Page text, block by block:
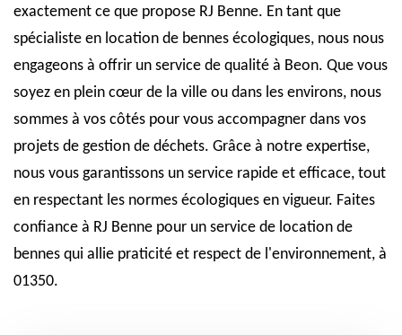
exactement ce que propose RJ Benne. En tant que
spécialiste en location de bennes écologiques, nous nous
engageons à offrir un service de qualité à Beon. Que vous
soyez en plein cœur de la ville ou dans les environs, nous
sommes à vos côtés pour vous accompagner dans vos
projets de gestion de déchets. Grâce à notre expertise,
nous vous garantissons un service rapide et efficace, tout
en respectant les normes écologiques en vigueur. Faites
confiance à RJ Benne pour un service de location de
bennes qui allie praticité et respect de l'environnement, à
01350.